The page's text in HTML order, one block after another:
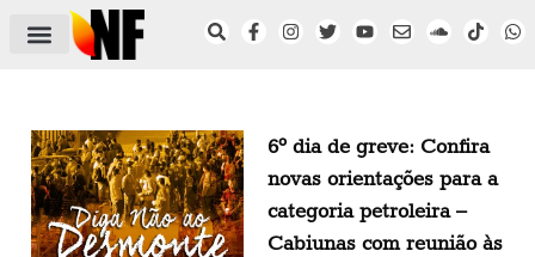
6º dia de greve: Confira
novas orientações para a
categoria petroleira –
Cabiunas com reunião às